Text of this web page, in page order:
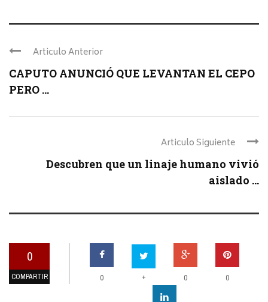
Articulo Anterior
CAPUTO ANUNCIÓ QUE LEVANTAN EL CEPO
PERO ...
Articulo Siguiente
Descubren que un linaje humano vivió
aislado ...
0
COMPARTIR 0 + 0 0